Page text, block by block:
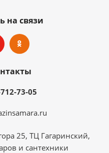
на связи
73-05
25, ТЦ Гагаринский,
и сантехники